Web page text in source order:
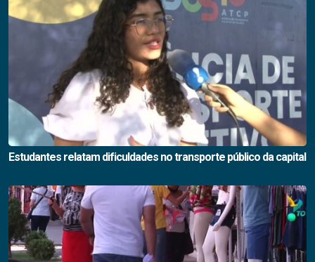
Estudantes relatam dificuldades no transporte público da capital